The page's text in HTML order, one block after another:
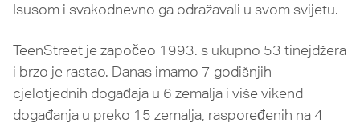
Isusom i svakodnevno ga odražavali u svom svijetu.
TeenStreet je započeo 1993. s ukupno 53 tinejdžera
i brzo je rastao. Danas imamo 7 godišnjih
cjelotjednih događaja u 6 zemalja i više vikend
događanja u preko 15 zemalja, raspoređenih na 4